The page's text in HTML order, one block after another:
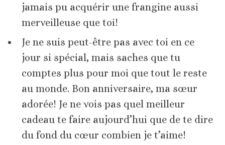
jamais pu acquérir une frangine aussi
merveilleuse que toi!
Je ne suis peut-être pas avec toi en ce
jour si spécial, mais saches que tu
comptes plus pour moi que tout le reste
au monde. Bon anniversaire, ma sœur
adorée! Je ne vois pas quel meilleur
cadeau te faire aujourd’hui que de te dire
du fond du cœur combien je t’aime!